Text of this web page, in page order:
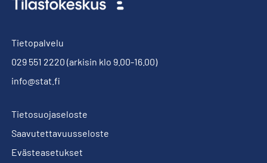
Tietopalvelu
029 551 2220 (arkisin klo 9.00-16.00)
info@stat.fi
Tietosuojaseloste
Saavutettavuusseloste
Evästeasetukset